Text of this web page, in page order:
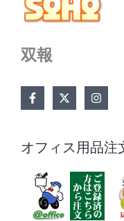
双報
オフィス用品注